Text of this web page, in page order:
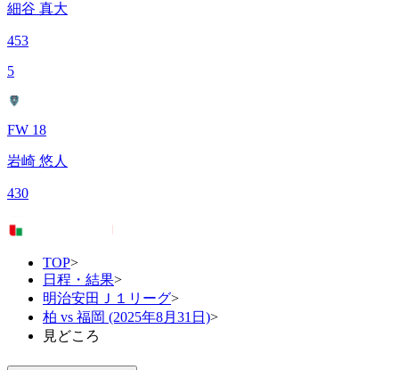
細谷 真大
453
5
FW 18
岩崎 悠人
430
TOP>
日程・結果>
明治安田Ｊ１リーグ>
柏 vs 福岡 (2025年8月31日)>
見どころ